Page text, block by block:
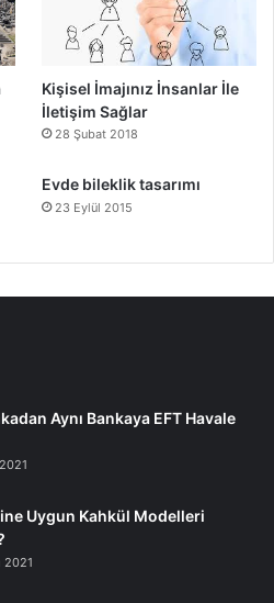
Kişisel İmajınız İnsanlar İle
İletişim Sağlar
28 Şubat 2018
Evde bileklik tasarımı
23 Eylül 2015
Aynı Bankaya EFT Havale
Uygun Kahkül Modelleri
2021